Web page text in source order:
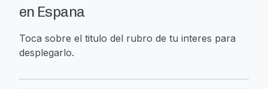
en Espana
Toca sobre el titulo del rubro de tu interes para
desplegarlo.